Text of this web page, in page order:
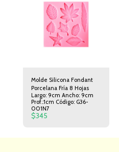
Molde Silicona Fondant
Porcelana Fría 8 Hojas
Largo: 9cm Ancho: 9cm
Prof.:1cm Código: G36-
001N7
$345